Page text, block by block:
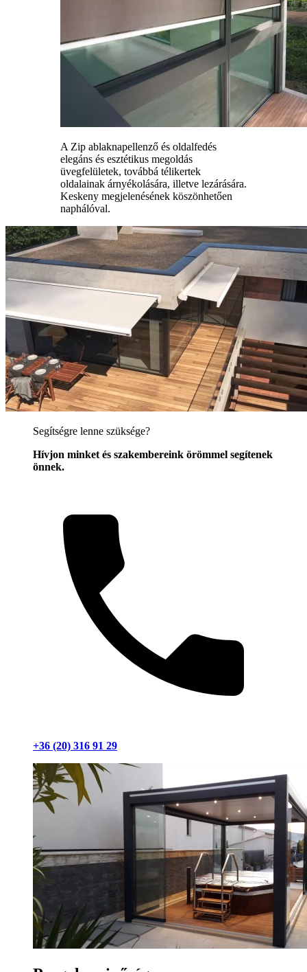
A Zip ablaknapellenző és oldalfedés
elegáns és esztétikus megoldás
üvegfelületek, továbbá télikertek
oldalainak árnyékolására, illetve lezárására.
Keskeny megjelenésének köszönhetően
naphálóval.
Segítségre lenne szüksége?
Hívjon minket és szakembereink örömmel segítenek
önnek.
+36 (20) 316 91 29